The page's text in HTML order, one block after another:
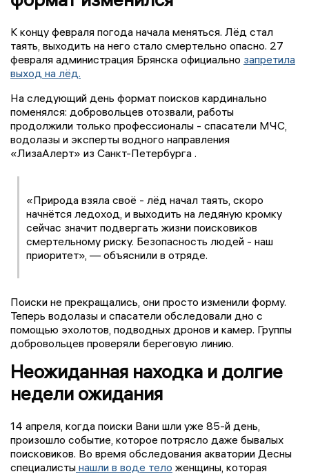
К концу февраля погода начала меняться. Лёд стал
таять, выходить на него стало смертельно опасно. 27
февраля администрация Брянска официально запретила
выход на лёд.
На следующий день формат поисков кардинально
поменялся: добровольцев отозвали, работы
продолжили только профессионалы - спасатели МЧС,
водолазы и эксперты водного направления
«ЛизаАлерт» из Санкт-Петербурга .
«Природа взяла своё - лёд начал таять, скоро
начнётся ледоход, и выходить на ледяную кромку
сейчас значит подвергать жизни поисковиков
смертельному риску. Безопасность людей - наш
приоритет», — объяснили в отряде.
Поиски не прекращались, они просто изменили форму.
Теперь водолазы и спасатели обследовали дно с
помощью эхолотов, подводных дронов и камер. Группы
добровольцев проверяли береговую линию.
Неожиданная находка и долгие
недели ожидания
14 апреля, когда поиски Вани шли уже 85-й день,
произошло событие, которое потрясло даже бывалых
поисковиков. Во время обследования акватории Десны
специалисты нашли в воде тело женщины, которая